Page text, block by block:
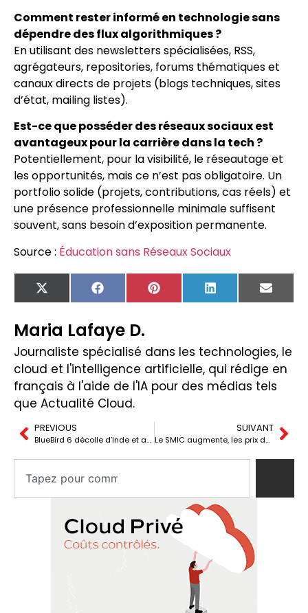
Comment rester informé en technologie sans
dépendre des flux algorithmiques ?
En utilisant des newsletters spécialisées, RSS,
agrégateurs, repositories, forums thématiques et
canaux directs de projets (blogs techniques, sites
d’état, mailing listes).
Est-ce que posséder des réseaux sociaux est
avantageux pour la carrière dans la tech ?
Potentiellement, pour la visibilité, le réseautage et
les opportunités, mais ce n’est pas obligatoire. Un
portfolio solide (projets, contributions, cas réels) et
une présence professionnelle minimale suffisent
souvent, sans besoin d’exposition permanente.
Source : Éducation sans Réseaux Sociaux
X
(Twitter)
FacebookPinterest LinkedIn Email
Maria Lafaye D.
Journaliste spécialisé dans les technologies, le
cloud et l'intelligence artificielle, qui rédige en
français à l'aide de l'IA pour des médias tels
que Actualité Cloud.
PREVIOUS
BlueBird 6 décolle d’Inde et amène le 4G/5G directement au mobile depuis l’espace
SUIVANT
Le SMIC augmente, les prix des wafers augmentent de 10 % : la mémoire retisse la chaîne de la fabrication de puces en Chine